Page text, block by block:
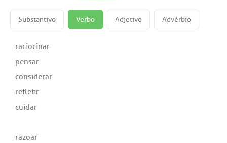
Substantivo Verbo Adjetivo Advérbio
raciocinar
pensar
considerar
refletir
cuidar
razoar